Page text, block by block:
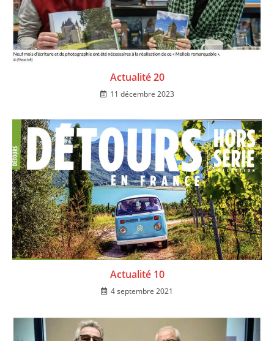
Actualité 20
11 décembre 2023
Actualité 10
4 septembre 2021